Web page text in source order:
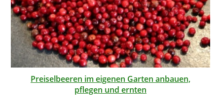
Preiselbeeren im eigenen Garten anbauen,
pflegen und ernten